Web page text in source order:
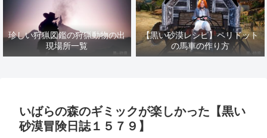
珍しい狩猟図鑑の狩猟動物の出
現場所一覧
【黒い砂漠レシピ】ペリドット
の馬車の作り方
いばらの森のギミックが楽しかった【黒い
砂漠冒険日誌１５７９】